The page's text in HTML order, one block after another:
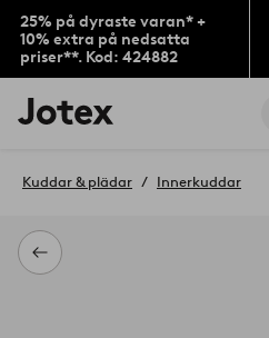
25% på dyraste varan* +
10% extra på nedsatta
priser**. Kod: 424882
Jotex
logotyp
till
Tillbaka
Kuddar & plädar Innerkuddar